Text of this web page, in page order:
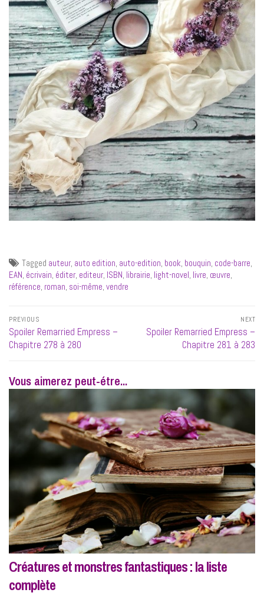
Tagged auteur, auto edition, auto-edition, book, bouquin, code-barre,
EAN, écrivain, éditer, editeur, ISBN, librairie, light-novel, livre, œuvre,
référence, roman, soi-même, vendre
Navigation
de
l’article
PREVIOUS
Previous
post:
Spoiler Remarried Empress –
Chapitre 278 à 280
NEXT
Next
Spoiler Remarried Empress –
Chapitre 281 à 283
Vous aimerez peut-étre...
Créatures et monstres fantastiques : la liste
complète